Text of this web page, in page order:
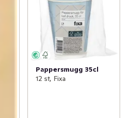
Pappersmugg 35cl
12 st, Fixa